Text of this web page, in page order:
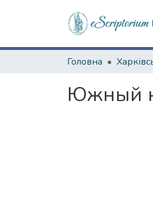
Головна
Южный